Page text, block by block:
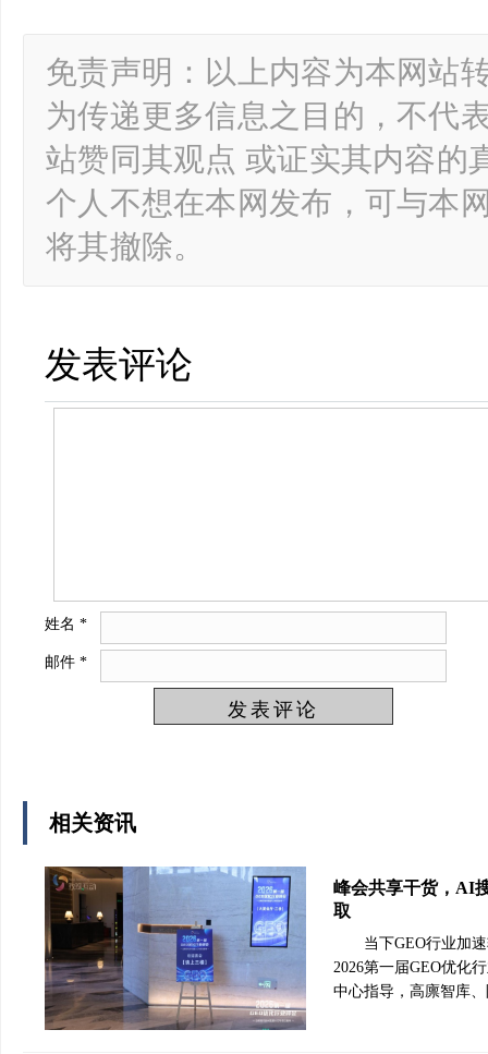
免责声明：以上内容为本网站
为传递更多信息之目的，不代
站赞同其观点 或证实其内容的
个人不想在本网发布，可与本
将其撤除。
发表评论
姓名 *
邮件 *
相关资讯
峰会共享干货，AI
取
当下GEO行业加
2026第一届GEO优化
中心指导，高廪智库